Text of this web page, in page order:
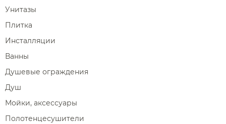
Унитазы
Плитка
Инсталляции
Ванны
Душевые ограждения
Душ
Мойки, аксессуары
Полотенцесушители